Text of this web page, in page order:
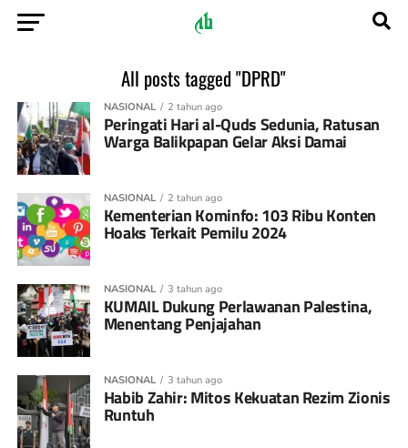
All posts tagged "DPRD"
NASIONAL 2 tahun ago
Peringati Hari al-Quds Sedunia, Ratusan
Warga Balikpapan Gelar Aksi Damai
NASIONAL 2 tahun ago
Kementerian Kominfo: 103 Ribu Konten
Hoaks Terkait Pemilu 2024
NASIONAL 3 tahun ago
KUMAIL Dukung Perlawanan Palestina,
Menentang Penjajahan
NASIONAL 3 tahun ago
Habib Zahir: Mitos Kekuatan Rezim Zionis
Runtuh